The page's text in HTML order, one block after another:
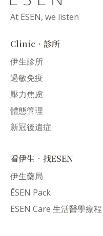
At ĒSEN, we listen
Clinic．診所
伊生診所
過敏免疫
壓力焦慮
體態管理
新冠後遺症
看伊生．找ESEN
伊生藥局
ĒSEN Pack
ĒSEN Care 生活醫學療程